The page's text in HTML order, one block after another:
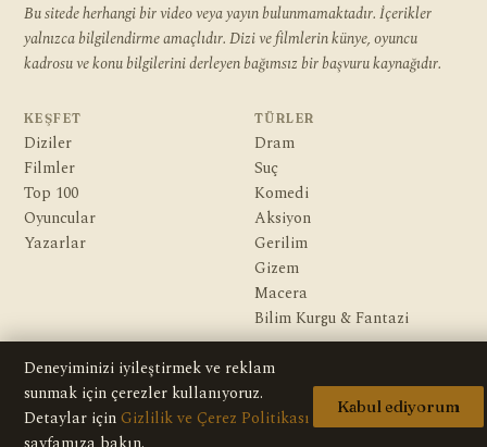
Bu sitede herhangi bir video veya yayın bulunmamaktadır. İçerikler
yalnızca bilgilendirme amaçlıdır. Dizi ve filmlerin künye, oyuncu
kadrosu ve konu bilgilerini derleyen bağımsız bir başvuru kaynağıdır.
KEŞFET
Diziler
Filmler
Top 100
Oyuncular
Yazarlar
TÜRLER
Dram
Suç
Komedi
Aksiyon
Gerilim
Gizem
Macera
Bilim Kurgu & Fantazi
KURUMSAL
Hakkımızda
Editoryal İlkeler
Veri Kaynakları
Deneyiminizi iyileştirmek ve reklam
sunmak için çerezler kullanıyoruz.
Detaylar için Gizlilik ve Çerez Politikası
Kabul ediyorum